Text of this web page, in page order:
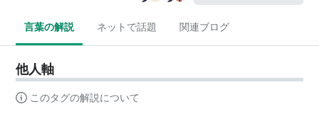
言葉の解説 ネットで話題 関連ブログ
他人軸
このタグの解説について